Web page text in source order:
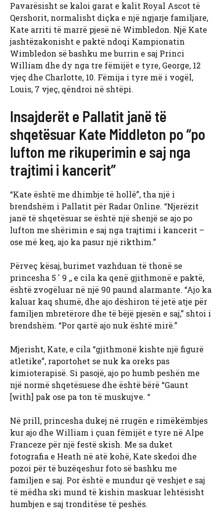
Pavarësisht se kaloi garat e kalit Royal Ascot të
Qershorit, normalisht diçka e një ngjarje familjare,
Kate arriti të marrë pjesë në Wimbledon. Një Kate
jashtëzakonisht e paktë ndoqi Kampionatin
Wimbledon së bashku me burrin e saj Princi
William dhe dy nga tre fëmijët e tyre, George, 12
vjeç dhe Charlotte, 10. Fëmija i tyre më i vogël,
Louis, 7 vjeç, qëndroi në shtëpi.
Insajderët e Pallatit janë të
shqetësuar Kate Middleton po “po
lufton me rikuperimin e saj nga
trajtimi i kancerit”
“Kate është me dhimbje të hollë”, tha një i
brendshëm i Pallatit për Radar Online. “Njerëzit
janë të shqetësuar se është një shenjë se ajo po
lufton me shërimin e saj nga trajtimi i kancerit –
ose më keq, ajo ka pasur një rikthim.”
Përveç kësaj, burimet vazhduan të thonë se
princesha 5 ′ 9 ,, e cila ka qenë gjithmonë e paktë,
është zvogëluar në një 90 paund alarmante. “Ajo ka
kaluar kaq shumë, dhe ajo dëshiron të jetë atje për
familjen mbretërore dhe të bëjë pjesën e saj,” shtoi i
brendshëm. “Por qartë ajo nuk është mirë.”
Mjerisht, Kate, e cila “gjithmonë kishte një figurë
atletike”, raportohet se nuk ka oreks pas
kimioterapisë. Si pasojë, ajo po humb peshën me
një normë shqetësuese dhe është bërë “Gaunt
[with] pak ose pa ton të muskujve. “
Në prill, princesha dukej në rrugën e rimëkëmbjes
kur ajo dhe William i çuan fëmijët e tyre në Alpe
Franceze për një festë skish. Me sa duket
fotografia e Heath në atë kohë, Kate skedoi dhe
pozoi për të buzëqeshur foto së bashku me
familjen e saj. Por është e mundur që veshjet e saj
të mëdha ski mund të kishin maskuar lehtësisht
humbjen e saj tronditëse të peshës.